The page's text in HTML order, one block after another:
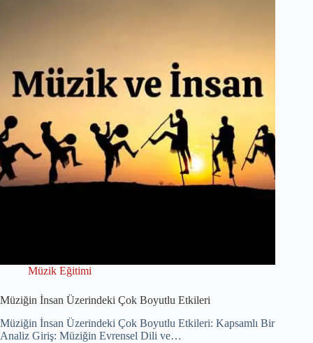
Müzik Eğitimi
Müziğin İnsan Üzerindeki Çok Boyutlu Etkileri
Müziğin İnsan Üzerindeki Çok Boyutlu Etkileri: Kapsamlı Bir
Analiz Giriş: Müziğin Evrensel Dili ve…